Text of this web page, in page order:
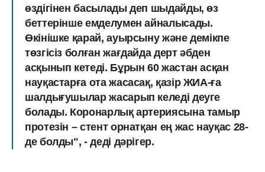
өздігінен басылады деп шыдайды, өз
беттерінше емделумен айналысады.
Өкінішке қарай, ауырсыну және демікпе
төзгісіз болған жағдайда дерт әбден
асқынып кетеді. Бұрын 60 жастан асқан
науқастарға ота жасасақ, қазір ЖИА-ға
шалдығушылар жасарып келеді деуге
болады. Коронарлық артериясына тамыр
протезін – стент орнатқан ең жас науқас 28-
де болды", - деді дәрігер.